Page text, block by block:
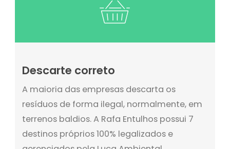
Descarte correto
A maioria das empresas descarta os
resíduos de forma ilegal, normalmente, em
terrenos baldios. A Rafa Entulhos possui 7
destinos próprios 100% legalizados e